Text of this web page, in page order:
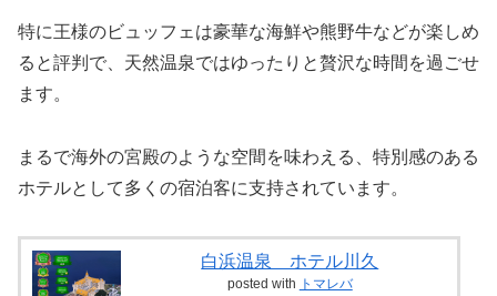
特に王様のビュッフェは豪華な海鮮や熊野牛などが楽しめ
ると評判で、天然温泉ではゆったりと贅沢な時間を過ごせ
ます。
まるで海外の宮殿のような空間を味わえる、特別感のある
ホテルとして多くの宿泊客に支持されています。
白浜温泉 ホテル川久
posted with トマレバ